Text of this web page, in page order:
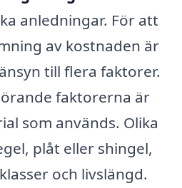
anledningar. För att
av kostnaden är
till flera faktorer.
faktorerna är
som används. Olika
plåt eller shingel,
och livslängd.